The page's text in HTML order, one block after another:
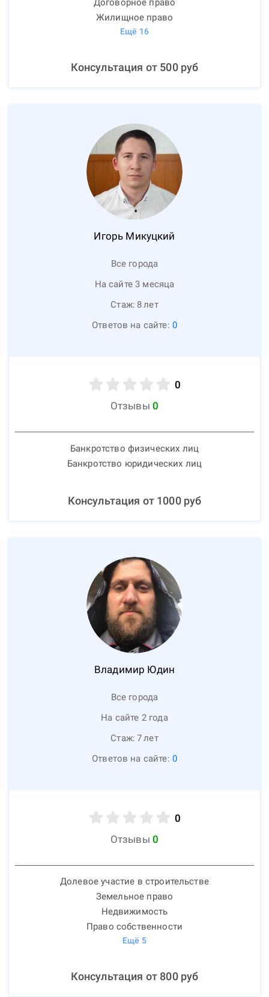
Договорное право
Жилищное право
Ещё 16
Консультация от 500руб
Игорь Микуцкий
Все города
На сайте 3 месяца
Стаж: 8лет
Ответов на сайте: 0
0
Отзывы 0
Банкротство физических лиц
Банкротство юридических лиц
Консультация от 1000руб
Владимир Юдин
Все города
На сайте 2 года
Стаж: 7лет
Ответов на сайте: 0
0
Отзывы 0
Долевое участие в строительстве
Земельное право
Недвижимость
Право собственности
Ещё 5
Консультация от 800руб